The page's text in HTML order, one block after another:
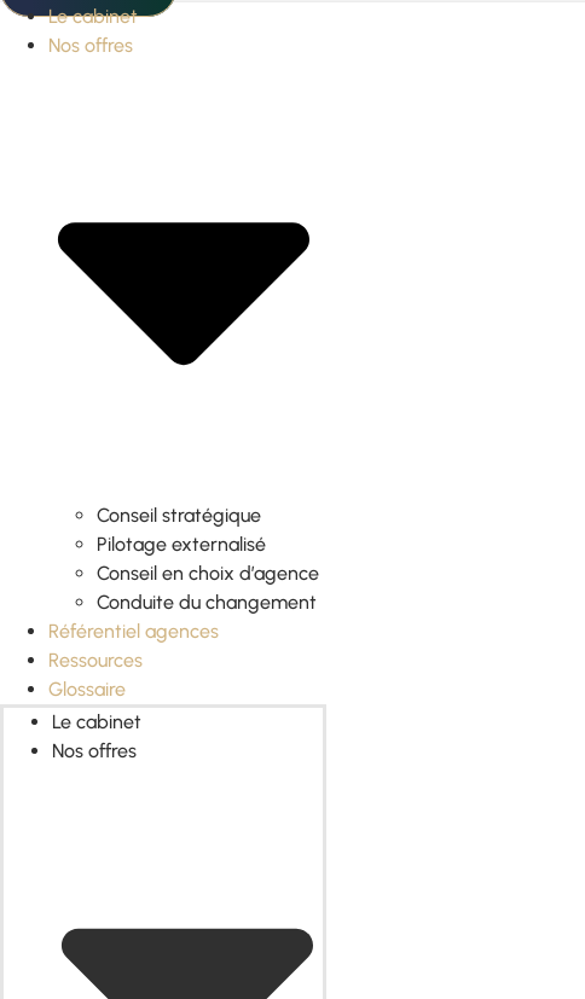
Le cabinet
Nos offres
Conseil stratégique
Pilotage externalisé
Conseil en choix d’agence
Conduite du changement
Référentiel agences
Ressources
Glossaire
Le cabinet
Nos offres